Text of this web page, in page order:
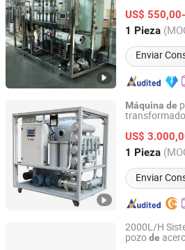
US$
1 Pieza
Enviar
Henan, China Desde
Máquina de
US$
1 Pieza
Enviar
Chongqing Super
Chongqing, China
2000L/H
pozode
Guangzhou Kai Yuan Water